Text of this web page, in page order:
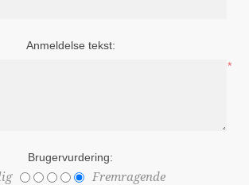
Anmeldelse tekst:
*
Brugervurdering:
Fremragende